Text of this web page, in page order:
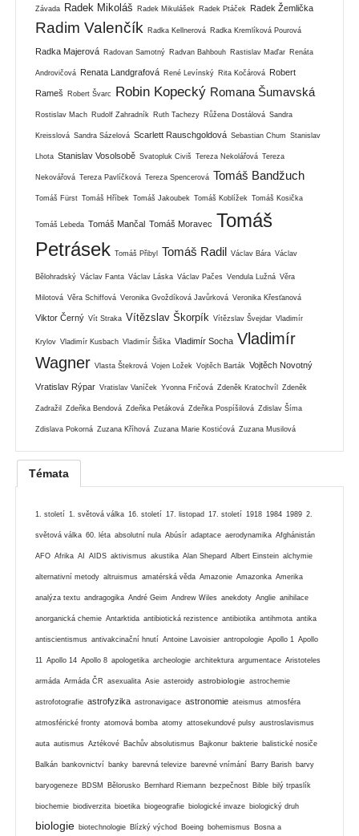
Závada Radek Mikoláš Radek Mikulášek Radek Ptáček Radek Žemlička
Radim Valenčík Radka Kellnerová Radka Kremlíková Pourová
Radka Majerová Radovan Samotný Radvan Bahbouh Rastislav Maďar Renáta
Androvičová Renata Landgrafová René Levínský Rita Kočárová Robert
Rameš Robert Švarc Robin Kopecký Romana Šumavská
Rostislav Mach Rudolf Zahradník Ruth Tachezy Růžena Dostálová Sandra
Kreisslová Sandra Sázelová Scarlett Rauschgoldová Sebastian Chum Stanislav
Lhota Stanislav Vosolsobě Svatopluk Civiš Tereza Nekolářová Tereza
Nekovářová Tereza Pavlíčková Tereza Spencerová Tomáš Bandžuch
Tomáš Fürst Tomáš Hříbek Tomáš Jakoubek Tomáš Koblížek Tomáš Kosička
Tomáš Lebeda Tomáš Mančal Tomáš Moravec Tomáš
Petrásek Tomáš Přibyl Tomáš Radil Václav Bára Václav
Bělohradský Václav Fanta Václav Láska Václav Pačes Vendula Lužná Věra
Milotová Věra Schiffová Veronika Gvoždíková Javůrková Veronika Křesťanová
Viktor Černý Vít Straka Vítězslav Škorpík Vítězslav Švejdar Vladimír
Krylov Vladimír Kusbach Vladimír Šiška Vladimír Socha Vladimír
Wagner Vlasta Štekrová Vojen Ložek Vojtěch Barták Vojtěch Novotný
Vratislav Rýpar Vratislav Vaníček Yvonna Fričová Zdeněk Kratochvíl Zdeněk
Zadražil Zdeňka Bendová Zdeňka Petáková Zdeňka Pospíšilová Zdislav Šíma
Zdislava Pokorná Zuzana Kříhová Zuzana Marie Kostićová Zuzana Musilová
Témata
1. století 1. světová válka 16. století 17. listopad 17. století 1918 1984 1989 2.
světová válka 60. léta absolutní nula Abúsír adaptace aerodynamika Afghánistán
AFO Afrika AI AIDS aktivismus akustika Alan Shepard Albert Einstein alchymie
alternativní metody altruismus amatérská věda Amazonie Amazonka Amerika
analýza textu andragogika André Geim Andrew Wiles anekdoty Anglie anihilace
anorganická chemie Antarktida antibiotická rezistence antibiotika antihmota antika
antiscientismus antivakcinační hnutí Antoine Lavoisier antropologie Apollo 1 Apollo
11 Apollo 14 Apollo 8 apologetika archeologie architektura argumentace Aristoteles
armáda Armáda ČR asexualita Asie asteroidy astrobiologie astrochemie
astrofotografie astrofyzika astronavigace astronomie ateismus atmosféra
atmosférické fronty atomová bomba atomy attosekundové pulsy austroslavismus
auta autismus Aztékové Bachův absolutismus Bajkonur bakterie balistické nosiče
Balkán bankovnictví banky barevná televize barevné vnímání Barry Barish barvy
baryogeneze BDSM Bělorusko Bernhard Riemann bezpečnost Bible bilý trpaslík
biochemie biodiverzita bioetika biogeografie biologické invaze biologický druh
biologie biotechnologie Blízký východ Boeing bohemismus Bosna a